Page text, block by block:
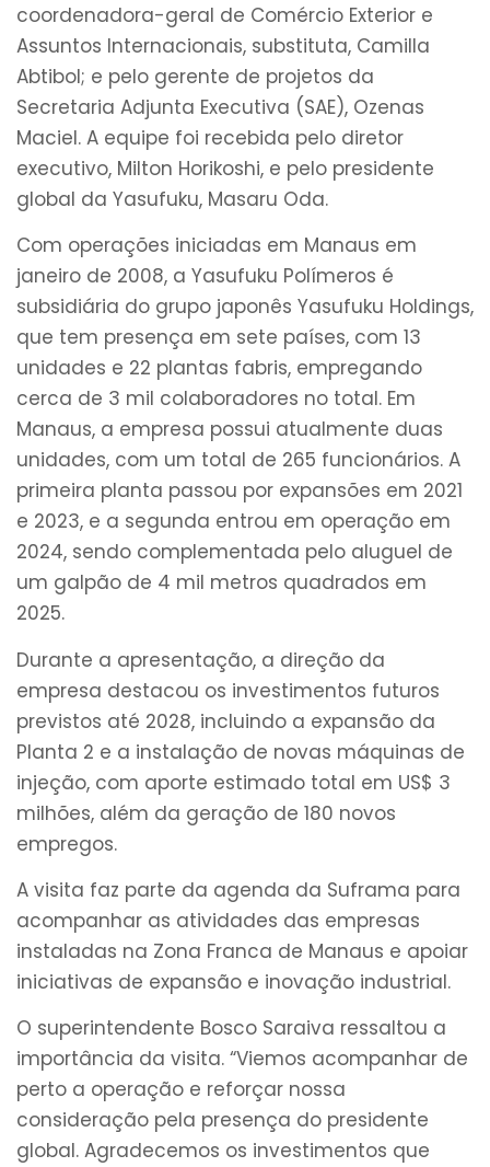
coordenadora-geral de Comércio Exterior e
Assuntos Internacionais, substituta, Camilla
Abtibol; e pelo gerente de projetos da
Secretaria Adjunta Executiva (SAE), Ozenas
Maciel. A equipe foi recebida pelo diretor
executivo, Milton Horikoshi, e pelo presidente
global da Yasufuku, Masaru Oda.
Com operações iniciadas em Manaus em
janeiro de 2008, a Yasufuku Polímeros é
subsidiária do grupo japonês Yasufuku Holdings,
que tem presença em sete países, com 13
unidades e 22 plantas fabris, empregando
cerca de 3 mil colaboradores no total. Em
Manaus, a empresa possui atualmente duas
unidades, com um total de 265 funcionários. A
primeira planta passou por expansões em 2021
e 2023, e a segunda entrou em operação em
2024, sendo complementada pelo aluguel de
um galpão de 4 mil metros quadrados em
2025.
Durante a apresentação, a direção da
empresa destacou os investimentos futuros
previstos até 2028, incluindo a expansão da
Planta 2 e a instalação de novas máquinas de
injeção, com aporte estimado total em US$ 3
milhões, além da geração de 180 novos
empregos.
A visita faz parte da agenda da Suframa para
acompanhar as atividades das empresas
instaladas na Zona Franca de Manaus e apoiar
iniciativas de expansão e inovação industrial.
O superintendente Bosco Saraiva ressaltou a
importância da visita. “Viemos acompanhar de
perto a operação e reforçar nossa
consideração pela presença do presidente
global. Agradecemos os investimentos que